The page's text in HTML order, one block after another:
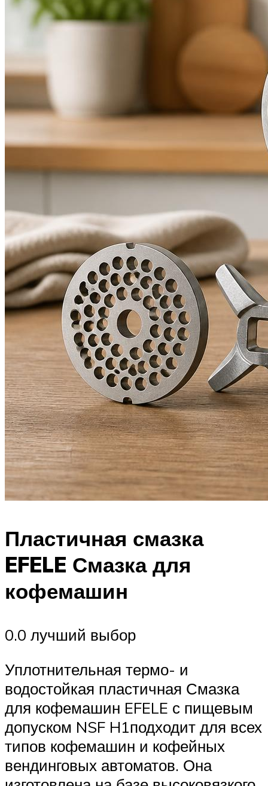
Пластичная смазка
EFELE Смазка для
кофемашин
0.0 лучший выбор
Уплотнительная термо- и
водостойкая пластичная Смазка
для кофемашин EFELE с пищевым
допуском NSF H1подходит для всех
типов кофемашин и кофейных
вендинговых автоматов. Она